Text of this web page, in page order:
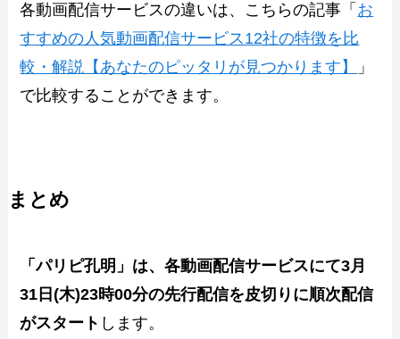
各動画配信サービスの違いは、こちらの記事「 お
すすめの人気動画配信サービス12社の特徴を比
較・解説【あなたのピッタリが見つかります】
」
で比較することができます。
まとめ
「パリピ孔明」は、各動画配信サービスにて3月
31日(木)23時00分の先行配信を皮切りに順次配信
がスタート します。